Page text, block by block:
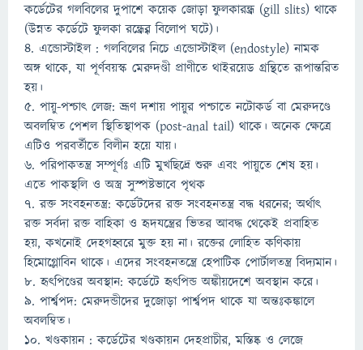
কর্ডেটের গলবিলের দুপাশে কয়েক জোড়া ফুলকারন্ধ্র (gill slits) থাকে
(উন্নত কর্ডেটে ফুলকা রন্ধ্র্বের বিলোপ ঘটে)।
৪. এন্ডোস্টাইল : গলবিলের নিচে এন্ডোস্টাইল (endostyle) নামক
অঙ্গ থাকে, যা পূর্ণবয়স্ক মেরুদণ্ডী প্রাণীতে থাইরয়েড গ্রন্থিতে রূপান্তরিত
হয়।
৫. পায়ু-পশ্চাৎ লেজ: ভ্রূণ দশায় পায়ুর পশ্চাতে নটোকর্ড বা মেরুদণ্ডে
অবলম্বিত পেশল স্থিতিস্থাপক (post-anal tail) থাকে। অনেক ক্ষেত্রে
এটিও পরবর্তীতে বিলীন হয়ে যায়।
৬. পরিপাকতন্ত্র সম্পূর্ণঃ এটি মুখছিদ্রে শুরু এবং পায়ুতে শেষ হয়।
এতে পাকস্থলি ও অস্ত্র সুস্পষ্টভাবে পৃথক
৭. রক্ত সংবহনতন্ত্র: কর্ডেটদের রক্ত সংবহনতন্ত্র বদ্ধ ধরনের; অর্থাৎ
রক্ত সর্বদা রক্ত বাহিকা ও হৃদযন্ত্রের ভিতর আবদ্ধ থেকেই প্রবাহিত
হয়, কখনোই দেহগহ্বরে মুক্ত হয় না। রক্তের লোহিত কণিকায়
হিমোগ্লোবিন থাকে। এদের সংবহনতন্ত্রে হেপাটিক পোর্টালতন্ত্র বিদ্যমান।
৮. হৃৎপিণ্ডের অবস্থান: কর্ডেটে হৃৎপিন্ড অঙ্কীয়দেশে অবস্থান করে।
৯. পার্শ্বপদ: মেরুদন্ডীদের দুজোড়া পার্শ্বপদ থাকে যা অন্তঃকঙ্কালে
অবলম্বিত।
১০. খণ্ডকায়ন : কর্ডেটের খণ্ডকায়ন দেহপ্রাচীর, মস্তিষ্ক ও লেজে